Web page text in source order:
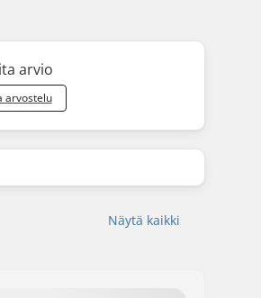
arvio
arvostelu
Näytä kaikki